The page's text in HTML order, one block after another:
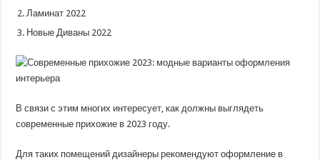
Ламинат 2022
Новые Диваны 2022
В связи с этим многих интересует, как должны выглядеть
современные прихожие в 2023 году.
Для таких помещений дизайнеры рекомендуют оформление в